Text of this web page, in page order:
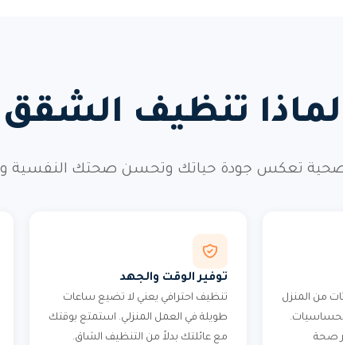
لماذا تنظيف
تعكس جودة حياتك وتحسن صحتك النفسية
من المنزل
صحة
توفير الوقت والجهد
تنظيف احترافي يعني لا تضيع ساعات
طويلة في العمل المنزلي. استمتع بوقتك
مع عائلتك بدلاً من التنظيف الشاق.